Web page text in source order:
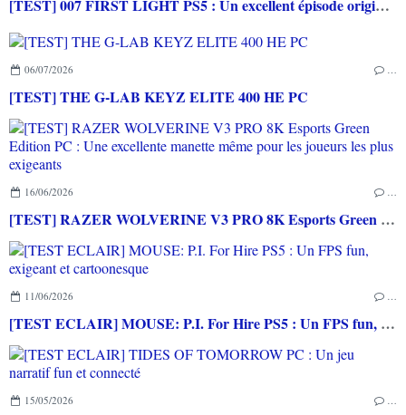
[TEST] 007 FIRST LIGHT PS5 : Un excellent épisode original de James Bond avec le savoir-faire de IO INTERACTIVE
06/07/2026
[TEST] THE G-LAB KEYZ ELITE 400 HE PC
16/06/2026
[TEST] RAZER WOLVERINE V3 PRO 8K Esports Green Edition PC : Une excellente manette même pour les joueurs les plus exigeants
11/06/2026
[TEST ECLAIR] MOUSE: P.I. For Hire PS5 : Un FPS fun, exigeant et cartoonesque
15/05/2026